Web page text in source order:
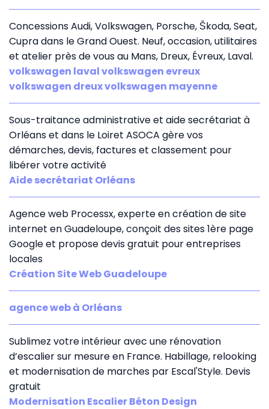
Concessions Audi, Volkswagen, Porsche, Škoda, Seat,
Cupra dans le Grand Ouest. Neuf, occasion, utilitaires
et atelier près de vous au Mans, Dreux, Évreux, Laval.
volkswagen laval volkswagen evreux
volkswagen dreux volkswagen mayenne
Sous-traitance administrative et aide secrétariat à
Orléans et dans le Loiret ASOCA gère vos
démarches, devis, factures et classement pour
libérer votre activité
Aide secrétariat Orléans
Agence web Processx, experte en création de site
internet en Guadeloupe, conçoit des sites 1ère page
Google et propose devis gratuit pour entreprises
locales
Création Site Web Guadeloupe
agence web à Orléans
Sublimez votre intérieur avec une rénovation
d’escalier sur mesure en France. Habillage, relooking
et modernisation de marches par Escal'Style. Devis
gratuit
Modernisation Escalier Béton Design